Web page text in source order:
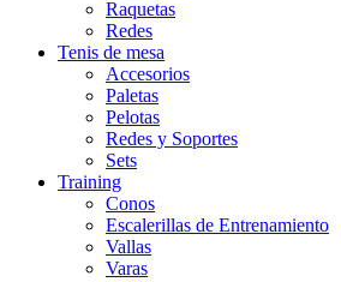
Raquetas
Redes
Tenis de mesa
Accesorios
Paletas
Pelotas
Redes y Soportes
Sets
Training
Conos
Escalerillas de Entrenamiento
Vallas
Varas